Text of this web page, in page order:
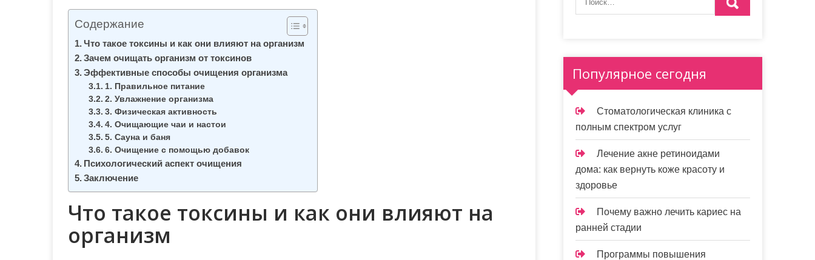
Содержание
Что такое токсины и как они влияют на организм
Зачем очищать организм от токсинов
Эффективные способы очищения организма
1. Правильное питание
2. Увлажнение организма
3. Физическая активность
4. Очищающие чаи и настои
5. Сауна и баня
6. Очищение с помощью добавок
Психологический аспект очищения
Заключение
Что такое токсины и как они влияют на
организм
Популярное сегодня
Стоматологическая клиника с
полным спектром услуг
Лечение акне ретиноидами
дома: как вернуть коже красоту и
здоровье
Почему важно лечить кариес на
ранней стадии
Программы повышения